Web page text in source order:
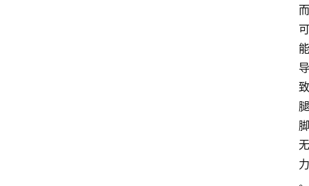
而
可
能
导
致
腿
脚
无
力
。